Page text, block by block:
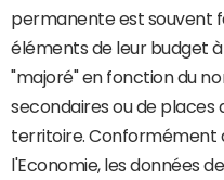
permanente est souvent
éléments de leur budget
"majoré" en fonction du
secondaires ou de places
territoire. Conformément
l'Economie, les données